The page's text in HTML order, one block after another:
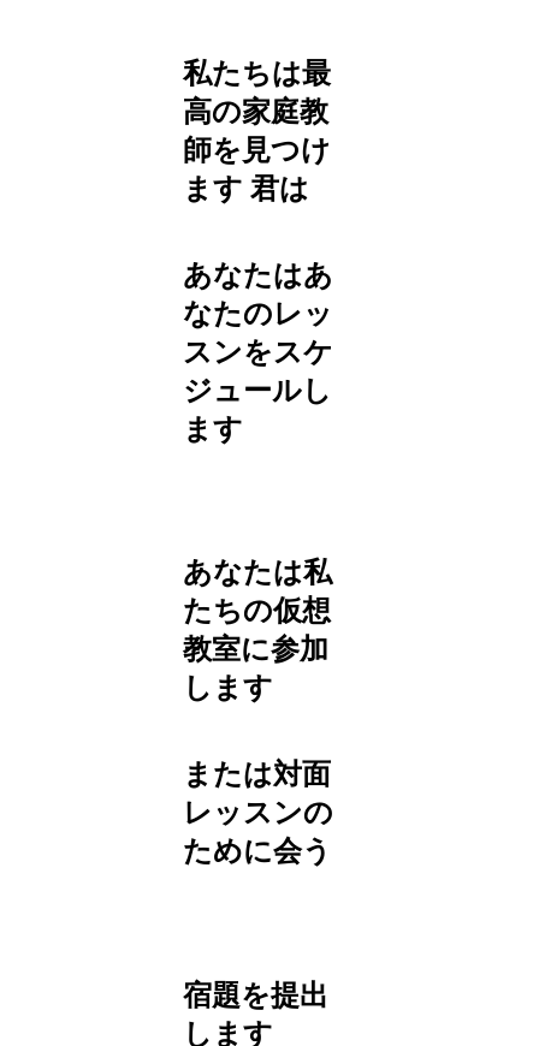
私たちは最
高の家庭教
師を見つけ
ます 君は
あなたはあ
なたのレッ
スンをスケ
ジュールし
ます
あなたは私
たちの仮想
教室に参加
します
または対面
レッスンの
ために会う
宿題を提出
します